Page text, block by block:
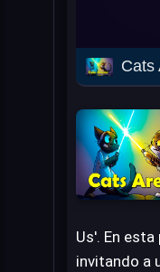
Cats
Us'. En
invitando a